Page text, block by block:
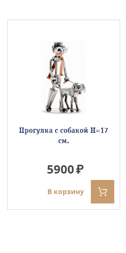
Прогулка с собакой Н=17
см.
5900
В корзину